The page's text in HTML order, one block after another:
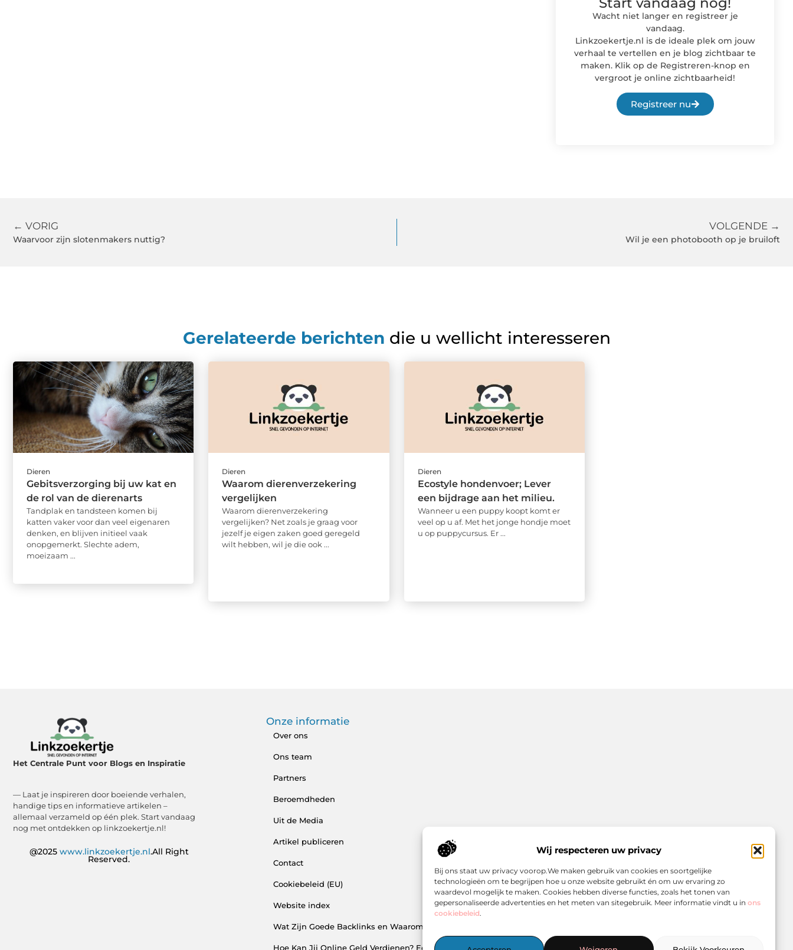
Wij respecteren uw privacy
Bij ons staat uw privacy voorop.We maken gebruik van cookies en soortgelijke
technologieën om te begrijpen hoe u onze website gebruikt én om uw ervaring zo
waardevol mogelijk te maken. Cookies hebben diverse functies, zoals het tonen van
gepersonaliseerde advertenties en het meten van sitegebruik. Meer informatie vindt u in ons
cookiebeleid.
Wacht niet langer en registreer je
vandaag.
Linkzoekertje.nl is de ideale plek om jouw
verhaal te vertellen en je blog zichtbaar te
maken. Klik op de Registreren-knop en
vergroot je online zichtbaarheid!
Registreer nu
← VORIG
Waarvoor zijn slotenmakers nuttig?
VOLGENDE →
Wil je een photobooth op je bruiloft
Gerelateerde berichten die u wellicht interesseren
Dieren
Gebitsverzorging bij uw kat en
de rol van de dierenarts
Tandplak en tandsteen komen bij
katten vaker voor dan veel eigenaren
denken, en blijven initieel vaak
onopgemerkt. Slechte adem,
moeizaam ...
Dieren
Waarom dierenverzekering
vergelijken
Waarom dierenverzekering
vergelijken? Net zoals je graag voor
jezelf je eigen zaken goed geregeld
wilt hebben, wil je die ook ...
Dieren
Ecostyle hondenvoer; Lever
een bijdrage aan het milieu.
Wanneer u een puppy koopt komt er
veel op u af. Met het jonge hondje moet
u op puppycursus. Er ...
Het Centrale Punt voor Blogs en Inspiratie
— Laat je inspireren door boeiende verhalen,
handige tips en informatieve artikelen –
allemaal verzameld op één plek. Start vandaag
nog met ontdekken op linkzoekertje.nl!
@2025 www.linkzoekertje.nl.All Right
Reserved.
Onze informatie
Over ons
Ons team
Partners
Beroemdheden
Uit de Media
Artikel publiceren
Contact
Cookiebeleid (EU)
Website index
Wat Zijn Goede Backlinks en Waarom Heb Jij Ze Nodig?
Hoe Kan Jij Online Geld Verdienen? Een Praktische Gids Voor Beginners